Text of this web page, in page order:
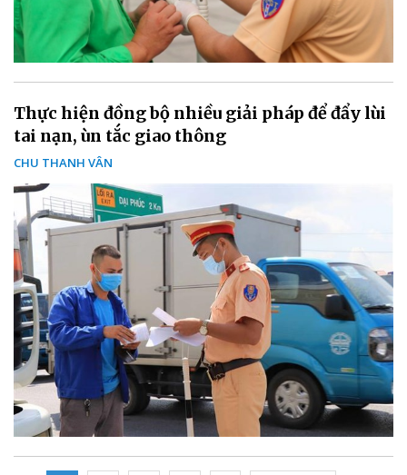
Thực hiện đồng bộ nhiều giải pháp để đẩy lùi
tai nạn, ùn tắc giao thông
CHU THANH VÂN